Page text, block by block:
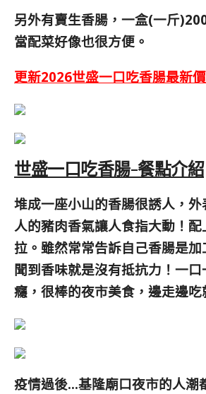
另外有賣生香腸，一盒(一斤
當配菜好像也很方便。
更新2026世盛一口吃香腸最新
世盛一口吃香腸-餐點介紹
堆成一座小山的香腸很誘人，
人的豬肉香氣讓人食指大動！
拉。雖然常常告訴自己香腸是
聞到香味就是沒有抵抗力！一
癮，很棒的夜市美食，邊走邊吃
疫情過後…基隆廟口夜市的人潮